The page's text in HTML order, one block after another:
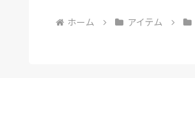
ホーム アイテム